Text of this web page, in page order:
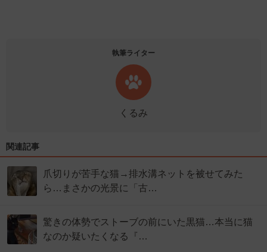
執筆ライター
くるみ
関連記事
爪切りが苦手な猫→排水溝ネットを被せてみた
ら…まさかの光景に「古…
驚きの体勢でストーブの前にいた黒猫…本当に猫
なのか疑いたくなる『…